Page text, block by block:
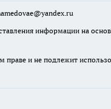
информации на
праве и не подлежит